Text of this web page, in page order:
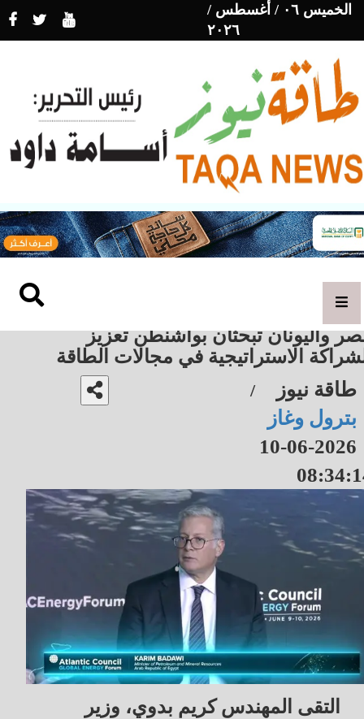
الخميس ٠٦ / أغسطس /
٢٠٢٦
واليونان تبحثان بواشنطن تعزيز
الاستراتيجية في مجالات الطاقة
طاقة نيوز /
بترول وغاز
2026-06-10
التقى المهندس كريم بدوي، وزير